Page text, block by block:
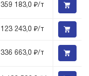
359 183,0 ₽/т
123 243,0 ₽/т
336 663,0 ₽/т